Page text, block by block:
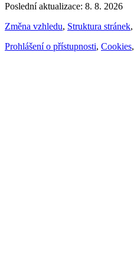
Poslední aktualizace: 8. 8. 2026
Změna vzhledu, Struktura stránek,
Prohlášení o přístupnosti, Cookies,